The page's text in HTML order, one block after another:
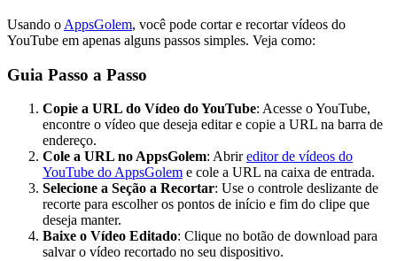
Usando o AppsGolem, você pode cortar e recortar vídeos do
YouTube em apenas alguns passos simples. Veja como:
Guia Passo a Passo
Copie a URL do Vídeo do YouTube: Acesse o YouTube,
encontre o vídeo que deseja editar e copie a URL na barra de
endereço.
Cole a URL no AppsGolem: Abrireditor de vídeos do
YouTube do AppsGolem e cole a URL na caixa de entrada.
Selecione a Seção a Recortar: Use o controle deslizante de
recorte para escolher os pontos de início e fim do clipe que
deseja manter.
Baixe o Vídeo Editado: Clique no botão de download para
salvar o vídeo recortado no seu dispositivo.